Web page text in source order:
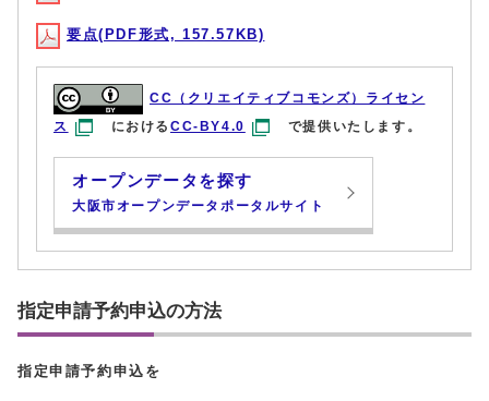
要点(PDF形式, 157.57KB)
CC（クリエイティブコモンズ）ライセン
ス
におけるCC-BY4.0 で提供いたします。
オープンデータを探す
大阪市オープンデータポータルサイト
指定申請予約申込の方法
指定申請予約申込を